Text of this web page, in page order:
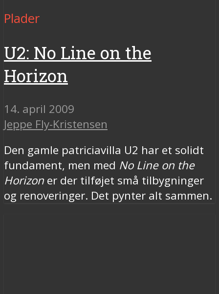
Plader
U2: No Line on the
Horizon
14. april 2009
Jeppe Fly-Kristensen
Den gamle patriciavilla U2 har et solidt
fundament, men med No Line on the
Horizon er der tilføjet små tilbygninger
og renoveringer. Det pynter alt sammen.